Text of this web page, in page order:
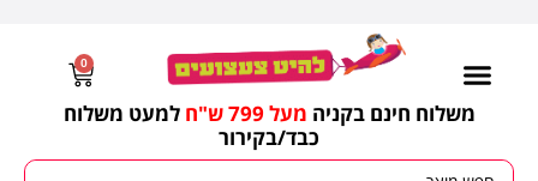
משלוח חינם בקניה מעל 799 ש"ח
למעט משלוח
כבד/בקירור
0